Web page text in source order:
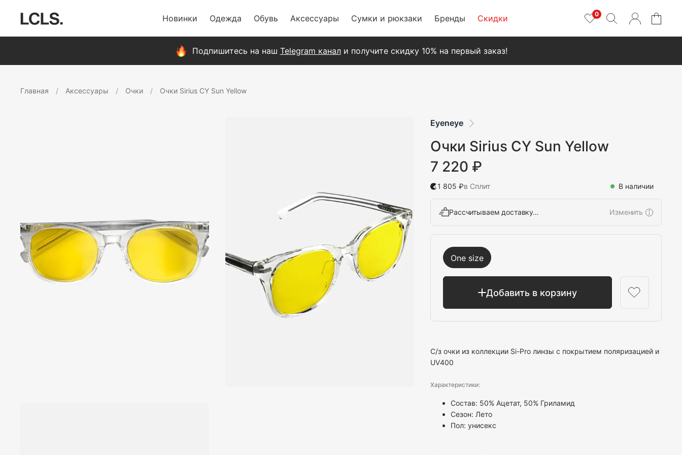
0
Новинки Одежда Обувь Аксессуары Сумки и рюкзаки Бренды Скидки
Подпишитесь на наш Telegram канали получите скидку 10% на первый заказ!
Главная Аксессуары Очки Очки Sirius CY Sun Yellow
Eyeneye
Очки Sirius CY Sun Yellow
7 220 ₽
1 805 ₽в Сплит В наличии
Рассчитываем доставку… Изменить
Добавить в корзину
One size
С/з очки из коллекции Si-Pro линзы с покрытием поляризацией и
UV400
Характеристики:
Состав: 50% Ацетат, 50% Гриламид
Сезон: Лето
Пол:унисекс